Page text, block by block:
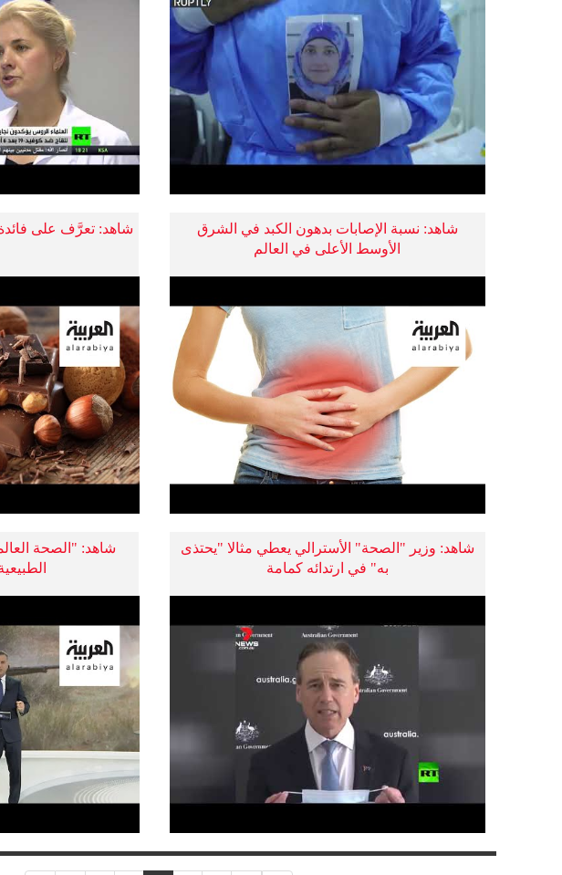
شاهد: تعرَّف على فائدة
شاهد: نسبة الإصابات بدهون الكبد في الشرق
الأوسط الأعلى في العالم
شاهد: "الصحة
شاهد: وزير "الصحة" الأسترالي يعطي مثالا "يحتذى
به" في ارتدائه كمامة